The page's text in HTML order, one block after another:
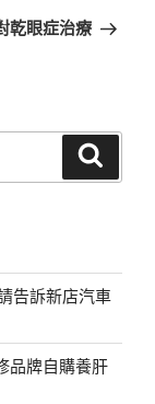
乾眼症治療
告訴新店汽車
品牌自購養肝